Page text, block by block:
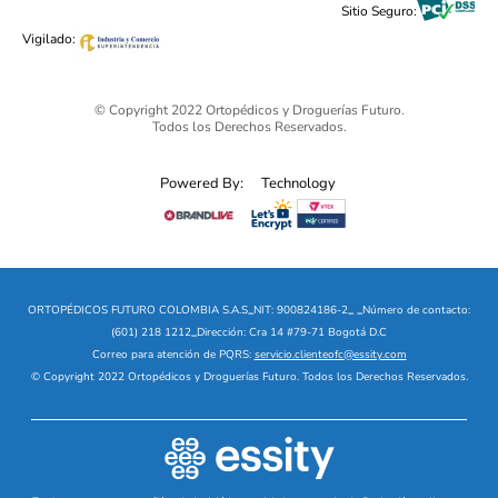
Sitio Seguro:
Vigilado:
© Copyright 2022 Ortopédicos y Droguerías Futuro.
Todos los Derechos Reservados.
Powered By: Technology
ORTOPÉDICOS FUTURO COLOMBIA S.A.S_NIT: 900824186-2_ _Número de contacto:
(601) 218 1212_Dirección: Cra 14 #79-71 Bogotá D.C
Correo para atención de PQRS: servicio.clienteofc@essity.com
© Copyright 2022 Ortopédicos y Droguerías Futuro. Todos los Derechos Reservados.